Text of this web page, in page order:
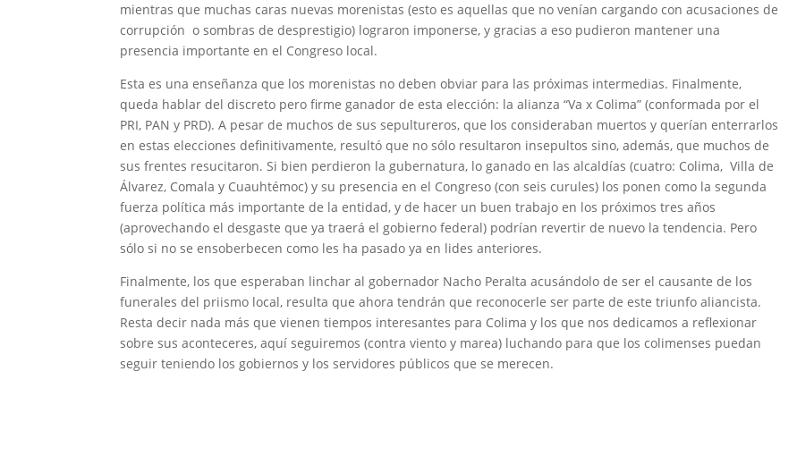
mientras que muchas caras nuevas morenistas (esto es aquellas que no venían cargando con acusaciones de
corrupción o sombras de desprestigio) lograron imponerse, y gracias a eso pudieron mantener una
presencia importante en el Congreso local.
Esta es una enseñanza que los morenistas no deben obviar para las próximas intermedias. Finalmente,
queda hablar del discreto pero firme ganador de esta elección: la alianza “Va x Colima” (conformada por el
PRI, PAN y PRD). A pesar de muchos de sus sepultureros, que los consideraban muertos y querían enterrarlos
en estas elecciones definitivamente, resultó que no sólo resultaron insepultos sino, además, que muchos de
sus frentes resucitaron. Si bien perdieron la gubernatura, lo ganado en las alcaldías (cuatro: Colima, Villa de
Álvarez, Comala y Cuauhtémoc) y su presencia en el Congreso (con seis curules) los ponen como la segunda
fuerza política más importante de la entidad, y de hacer un buen trabajo en los próximos tres años
(aprovechando el desgaste que ya traerá el gobierno federal) podrían revertir de nuevo la tendencia. Pero
sólo si no se ensoberbecen como les ha pasado ya en lides anteriores.
Finalmente, los que esperaban linchar al gobernador Nacho Peralta acusándolo de ser el causante de los
funerales del priismo local, resulta que ahora tendrán que reconocerle ser parte de este triunfo aliancista.
Resta decir nada más que vienen tiempos interesantes para Colima y los que nos dedicamos a reflexionar
sobre sus aconteceres, aquí seguiremos (contra viento y marea) luchando para que los colimenses puedan
seguir teniendo los gobiernos y los servidores públicos que se merecen.